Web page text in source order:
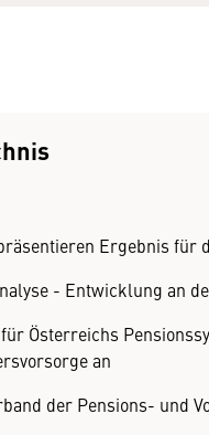
Ergebnis für
- Entwicklung an
Österreichs
an
der Pensions- und